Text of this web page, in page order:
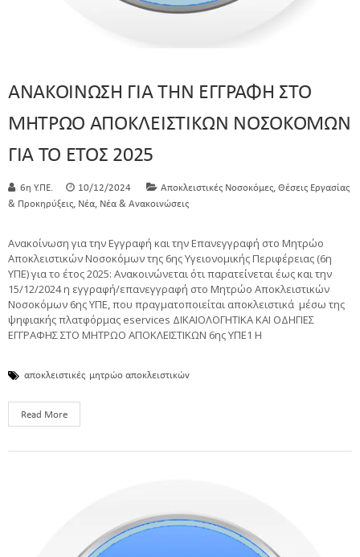
ΑΝΑΚΟΙΝΩΣΗ ΓΙΑ ΤΗΝ ΕΓΓΡΑΦΗ ΣΤΟ
ΜΗΤΡΩΟ ΑΠΟΚΛΕΙΣΤΙΚΩΝ ΝΟΣΟΚΟΜΩΝ
ΓΙΑ ΤΟ ΕΤΟΣ 2025
6η Υ.ΠΕ. 10/12/2024 Αποκλειστικές Νοσοκόμες Θέσεις Εργασίας
& Προκηρύξεις Νέα Νέα & Ανακοινώσεις
Ανακοίνωση για την Εγγραφή και την Επανεγγραφή στο Μητρώο
Αποκλειστικών Νοσοκόμων της 6ης Υγειονομικής Περιφέρειας (6η
ΥΠΕ) για το έτος 2025: Ανακοινώνεται ότι παρατείνεται έως και την
15/12/2024 η εγγραφή/επανεγγραφή στο Μητρώο Αποκλειστικών
Νοσοκόμων 6ης ΥΠΕ, που πραγματοποιείται αποκλειστικά μέσω της
ψηφιακής πλατφόρμας eservices ΔΙΚΑΙΟΛΟΓΗΤΙΚΑ ΚΑΙ ΟΔΗΓΙΕΣ
ΕΓΓΡΑΦΗΣ ΣΤΟ ΜΗΤΡΩΟ ΑΠΟΚΛΕΙΣΤΙΚΩΝ 6ης ΥΠΕ1 Η
αποκλειστικές μητρώο αποκλειστικών
Read More